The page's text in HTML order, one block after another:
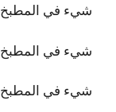
شيء في المطبخ
شيء في المطبخ
شيء في المطبخ